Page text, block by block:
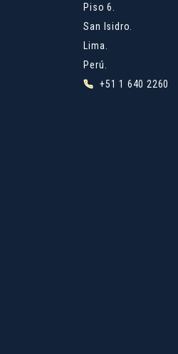
Piso 6.
San Isidro.
Lima.
Perú.
+51 1 640 2260